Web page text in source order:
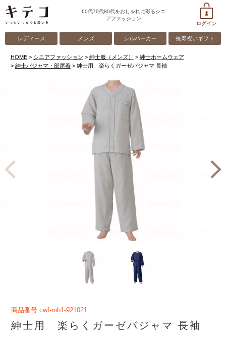
60代70代80代をおしゃれに彩るシニ
アファッション
ログイン
レディース メンズ シルバーカー 長寿祝いギフト
HOME シニアファッション 紳士服（メンズ）
紳士ホームウェア
紳士パジャマ・部屋着
紳士用 楽らくガーゼパジャマ 長袖
商品番号 cwf-mh1-921021
紳士用 楽らくガーゼパジャマ 長袖